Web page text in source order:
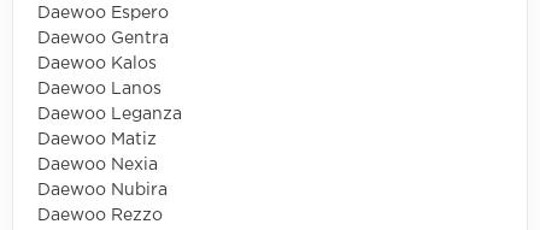
Daewoo Espero
Daewoo Gentra
Daewoo Kalos
Daewoo Lanos
Daewoo Leganza
Daewoo Matiz
Daewoo Nexia
Daewoo Nubira
Daewoo Rezzo